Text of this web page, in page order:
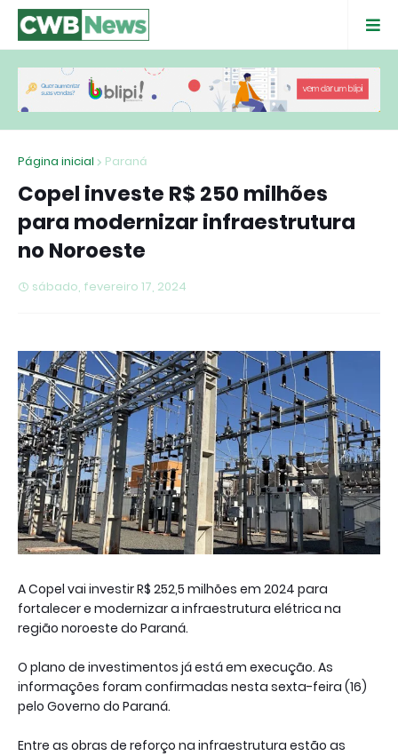
Página inicial Paraná
Copel investe R$ 250 milhões
para modernizar infraestrutura
no Noroeste
sábado, fevereiro 17, 2024
A Copel vai investir R$ 252,5 milhões em 2024 para
fortalecer e modernizar a infraestrutura elétrica na
região noroeste do Paraná.
O plano de investimentos já está em execução. As
informações foram confirmadas nesta sexta-feira (16)
pelo Governo do Paraná.
Entre as obras de reforço na infraestrutura estão as